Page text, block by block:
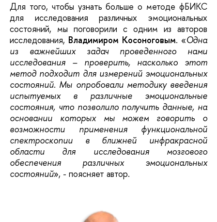
Для того, чтобы узнать больше о методе фБИКС
для исследования различных эмоциональных
состояний, мы поговорили с одним из авторов
исследования, Владимиром Косоноговым. «Одна
из важнейших задач проведенного нами
исследования – проверить, насколько этот
метод подходит для измерений эмоциональных
состояний. Мы опробовали методику введения
испытуемых в различные эмоциональные
состояния, что позволило получить данные, на
основании которых мы можем говорить о
возможности применения функциональной
спектроскопии в ближней инфракрасной
области для исследования мозгового
обеспечения различных эмоциональных
состояний», - поясняет автор.